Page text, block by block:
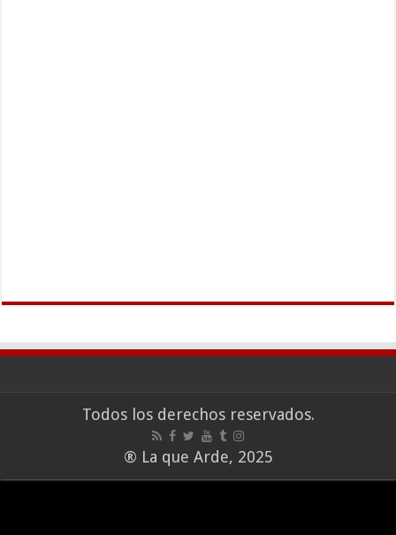
Todos los derechos reservados.
® La que Arde, 2025